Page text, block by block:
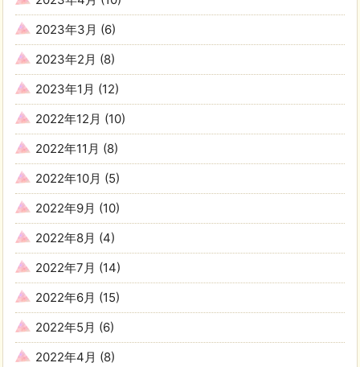
2023年3月 (6)
2023年2月 (8)
2023年1月 (12)
2022年12月 (10)
2022年11月 (8)
2022年10月 (5)
2022年9月 (10)
2022年8月 (4)
2022年7月 (14)
2022年6月 (15)
2022年5月 (6)
2022年4月 (8)